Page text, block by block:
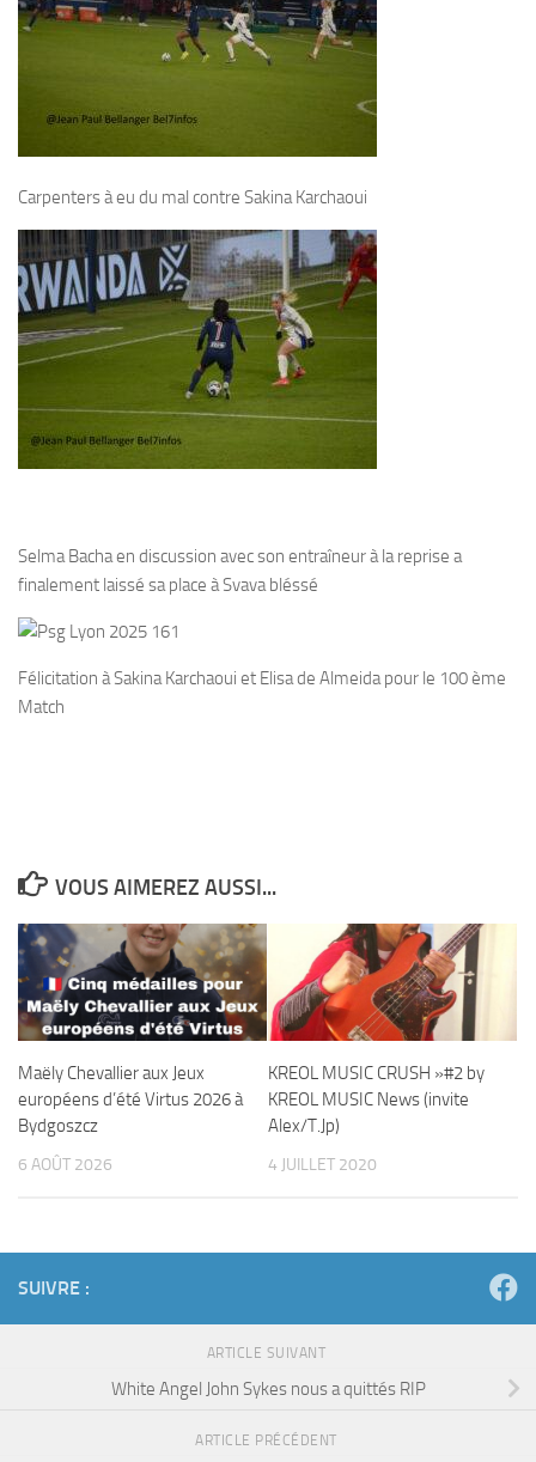
Carpenters à eu du mal contre Sakina Karchaoui
Selma Bacha en discussion avec son entraîneur à la reprise a
finalement laissé sa place à Svava bléssé
Félicitation à Sakina Karchaoui et Elisa de Almeida pour le 100 ème
Match
VOUS AIMEREZ AUSSI...
Maëly Chevallier aux Jeux
européens d’été Virtus 2026 à
Bydgoszcz
6 AOÛT 2026
KREOL MUSIC CRUSH »#2 by
KREOL MUSIC News (invite
Alex/T.Jp)
4 JUILLET 2020
SUIVRE :
ARTICLE SUIVANT
White Angel John Sykes nous a quittés RIP
ARTICLE PRÉCÉDENT